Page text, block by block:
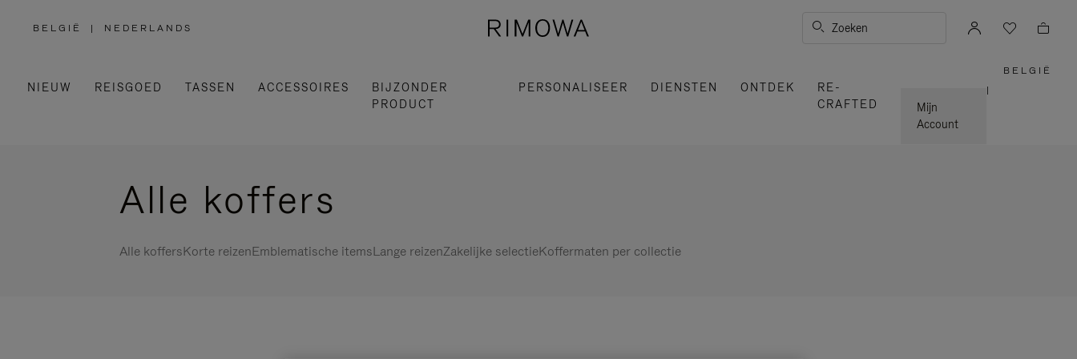
BELGIË
,
| NEDERLANDS Zoeken
NIEUW REISGOED TASSEN ACCESSOIRES
BIJZONDER
PRODUCT
PERSONALISEER DIENSTEN ONTDEK
RE-
CRAFTED
Mijn
Account
BELGIË
|
Alle koffers
Alle koffersKorte reizenEmblematische itemsLange reizenZakelijke selectieKoffermaten per collectie